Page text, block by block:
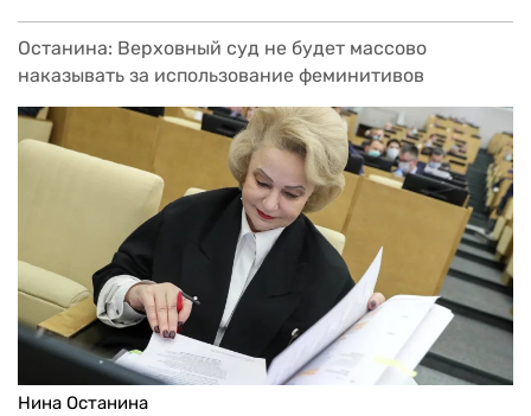
Останина: Верховный суд не будет массово
наказывать за использование феминитивов
Нина Останина